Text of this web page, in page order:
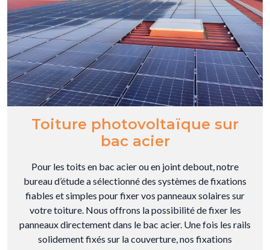
Toiture photovoltaïque sur
bac acier
Pour les toits en bac acier ou en joint debout, notre
bureau d’étude a sélectionné des systèmes de fixations
fiables et simples pour fixer vos panneaux solaires sur
votre toiture. Nous offrons la possibilité de fixer les
panneaux directement dans le bac acier. Une fois les rails
solidement fixés sur la couverture, nos fixations